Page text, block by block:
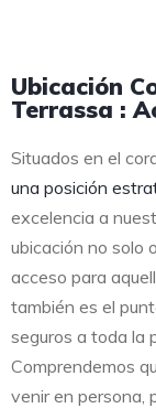
Ubicación
Terrassa :
Situados en el
una posición
excelencia a
ubicación no solo
acceso para
también es el
seguros a toda la
Comprendemos
venir en persona,